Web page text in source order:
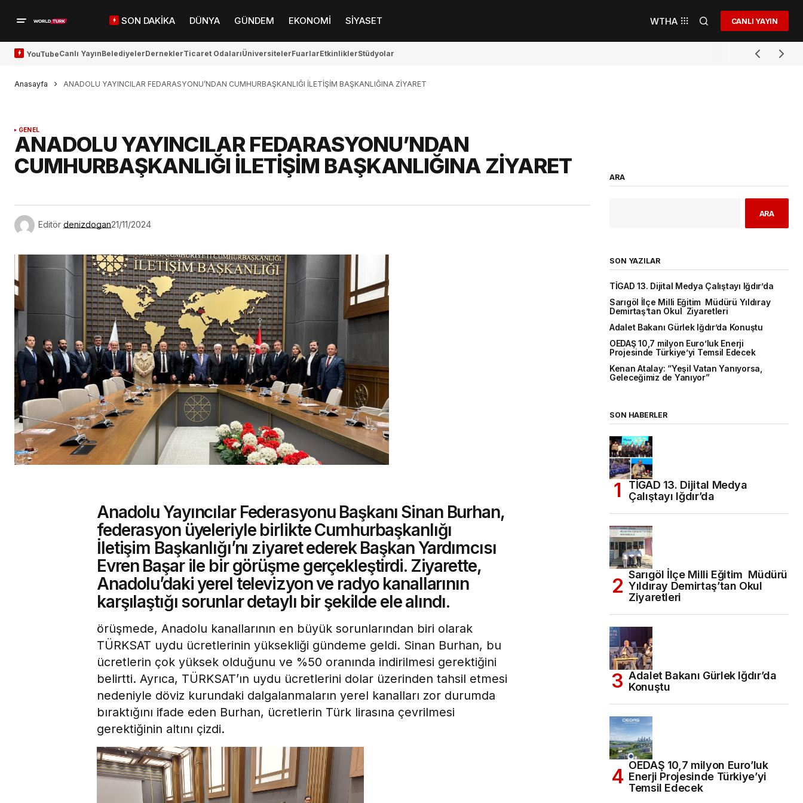
SON DAKİKA DÜNYA GÜNDEM EKONOMİ SİYASET WTHA CANLI YAYIN
YouTubeCanlı YayınBelediyelerDerneklerTicaret OdalarıÜniversitelerFuarlarEtkinliklerStüdyolar
Anasayfa ANADOLU YAYINCILAR FEDARASYONU’NDAN CUMHURBAŞKANLIĞI İLETİŞİM BAŞKANLIĞINA ZİYARET
GENEL
ANADOLU YAYINCILAR FEDARASYONU’NDAN
CUMHURBAŞKANLIĞI İLETİŞİM BAŞKANLIĞINA ZİYARET
Editör denizdogan21/11/2024
Anadolu Yayıncılar Federasyonu Başkanı Sinan Burhan,
federasyon üyeleriyle birlikte Cumhurbaşkanlığı
İletişim Başkanlığı’nı ziyaret ederek Başkan Yardımcısı
Evren Başar ile bir görüşme gerçekleştirdi. Ziyarette,
Anadolu’daki yerel televizyon ve radyo kanallarının
karşılaştığı sorunlar detaylı bir şekilde ele alındı.
örüşmede, Anadolu kanallarının en büyük sorunlarından biri olarak
TÜRKSAT uydu ücretlerinin yüksekliği gündeme geldi. Sinan Burhan, bu
ücretlerin çok yüksek olduğunu ve %50 oranında indirilmesi gerektiğini
belirtti. Ayrıca, TÜRKSAT’ın uydu ücretlerini dolar üzerinden tahsil etmesi
nedeniyle döviz kurundaki dalgalanmaların yerel kanalları zor durumda
bıraktığını ifade eden Burhan, ücretlerin Türk lirasına çevrilmesi
gerektiğinin altını çizdi.
ARA
ARA
SON YAZILAR
TİGAD 13. Dijital Medya Çalıştayı Iğdır’da
Sarıgöl İlçe Milli Eğitim Müdürü Yıldıray
Demirtaş’tan Okul Ziyaretleri
Adalet Bakanı Gürlek Iğdır’da Konuştu
OEDAŞ 10,7 milyon Euro’luk Enerji
Projesinde Türkiye’yi Temsil Edecek
Kenan Atalay: “Yeşil Vatan Yanıyorsa,
Geleceğimiz de Yanıyor”
SON HABERLER
TİGAD 13. Dijital Medya
Çalıştayı Iğdır’da
Sarıgöl İlçe Milli Eğitim Müdürü
Yıldıray Demirtaş’tan Okul
Ziyaretleri
Adalet Bakanı Gürlek Iğdır’da
Konuştu
OEDAŞ 10,7 milyon Euro’luk
Enerji Projesinde Türkiye’yi
Temsil Edecek